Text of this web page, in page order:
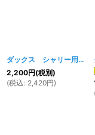
ダックス シャリー用 ノーマルタイプ タンデムステップ メッキ
2,200円(税別)
(税込 : 2,420円)